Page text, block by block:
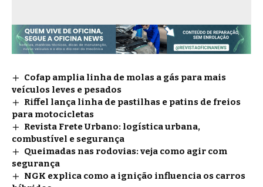
Cofap amplia linha de molas a gás para mais
veículos leves e pesados
Riffel lança linha de pastilhas e patins de freios
para motocicletas
Revista Frete Urbano: logística urbana,
combustível e segurança
Queimadas nas rodovias: veja como agir com
segurança
NGK explica como a ignição influencia os carros